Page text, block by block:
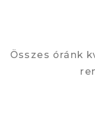
Összes óránk